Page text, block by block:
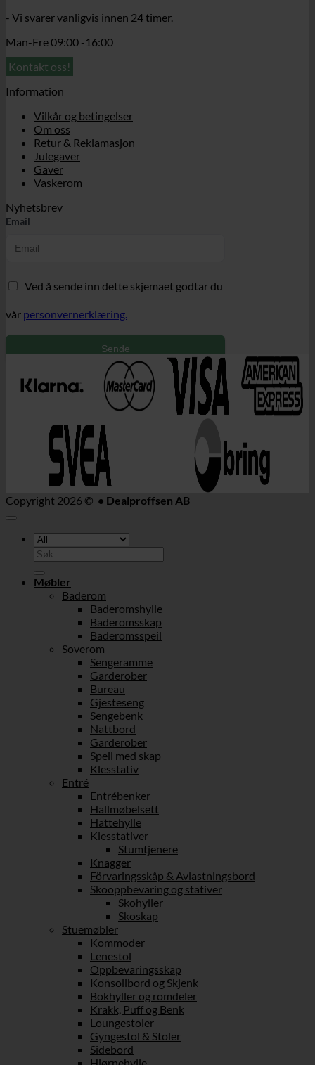
- Vi svarer vanligvis innen 24 timer.
Man-Fre 09:00 -16:00
Kontakt oss!
Information
Vilkår og betingelser
Om oss
Retur & Reklamasjon
Julegaver
Gaver
Vaskerom
Nyhetsbrev
Email
Ved å sende inn dette skjemaet godtar du
vår personvernerklæring.
Sende
Copyright 2026 © • Dealproffsen AB
Søk
etter:
Møbler
Baderom
Baderomshylle
Baderomsskap
Baderomsspeil
Soverom
Sengeramme
Garderober
Bureau
Gjesteseng
Sengebenk
Nattbord
Garderober
Speil med skap
Klesstativ
Entré
Entrébenker
Hallmøbelsett
Hattehylle
Klesstativer
Stumtjenere
Knagger
Förvaringsskåp & Avlastningsbord
Skooppbevaring og stativer
Skohyller
Skoskap
Stuemøbler
Kommoder
Lenestol
Oppbevaringsskap
Konsollbord og Skjenk
Bokhyller og romdeler
Krakk, Puff og Benk
Loungestoler
Gyngestol & Stoler
Sidebord